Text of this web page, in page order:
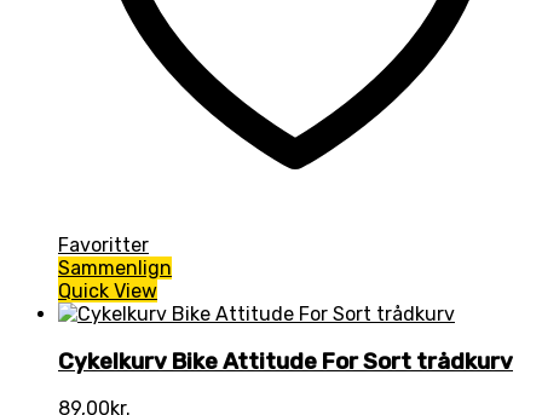
Favoritter
Sammenlign
Quick View
Cykelkurv Bike Attitude For Sort trådkurv
89,00kr.